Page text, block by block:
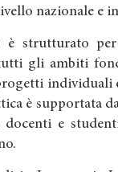
nazionale e
è strutturato
gli ambiti
individuali
è supportata
e